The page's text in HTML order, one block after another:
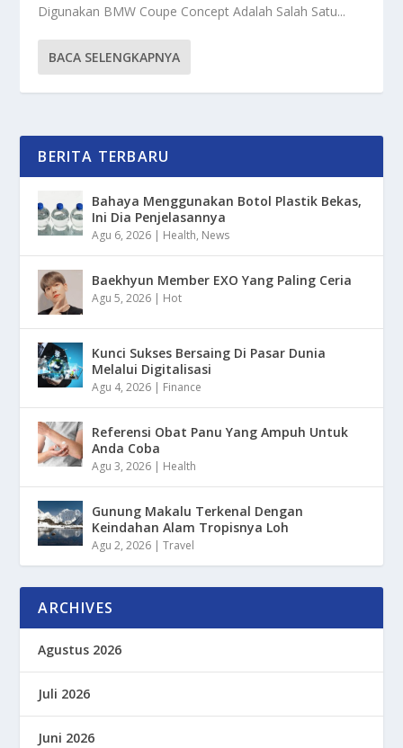
Digunakan BMW Coupe Concept Adalah Salah Satu...
BACA SELENGKAPNYA
BERITA TERBARU
Bahaya Menggunakan Botol Plastik Bekas,
Ini Dia Penjelasannya
Agu 6, 2026 | Health, News
Baekhyun Member EXO Yang Paling Ceria
Agu 5, 2026 | Hot
Kunci Sukses Bersaing Di Pasar Dunia
Melalui Digitalisasi
Agu 4, 2026 | Finance
Referensi Obat Panu Yang Ampuh Untuk
Anda Coba
Agu 3, 2026 | Health
Gunung Makalu Terkenal Dengan
Keindahan Alam Tropisnya Loh
Agu 2, 2026 |Travel
ARCHIVES
Agustus 2026
Juli 2026
Juni 2026